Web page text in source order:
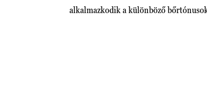
alkalmazkodik a különböző